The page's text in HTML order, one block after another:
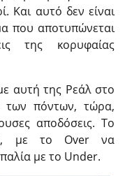
Και αυτό δεν είναι
που αποτυπώνεται
της κορυφαίας
αυτή της Ρεάλ στο
πόντων, τώρα,
αποδόσεις. Το
με το Over να
με το Under.